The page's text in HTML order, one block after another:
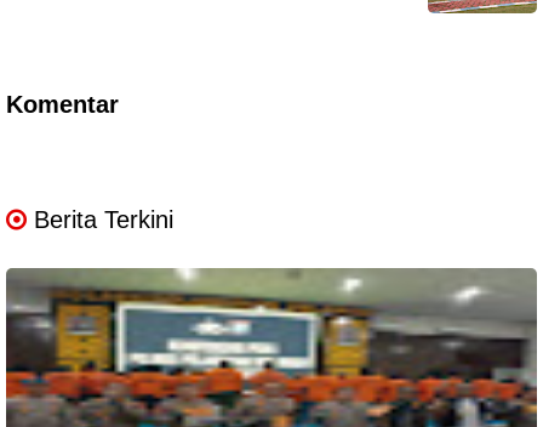
Komentar
Berita Terkini